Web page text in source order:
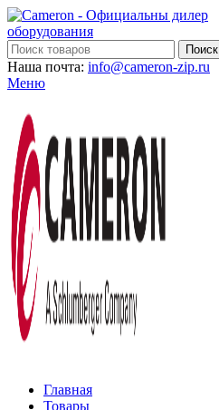
Поиск
Наша почта: info@cameron-zip.ru
Меню
Главная
Товары